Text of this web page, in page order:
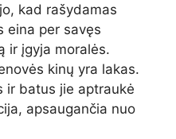
kad rašydamas
eina per savęs
ir įgyja moralės.
kinų yra lakas.
ir batus jie aptraukė
apsaugančia nuo